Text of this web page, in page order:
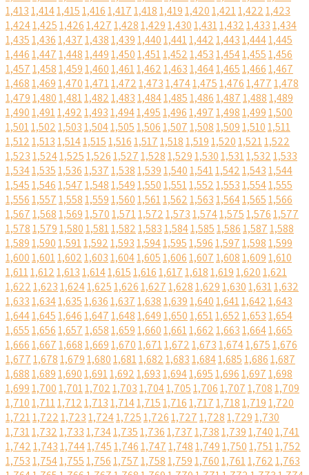
1,4131,4141,4151,4161,4171,4181,4191,4201,4211,4221,423
1,4241,4251,4261,4271,4281,4291,4301,4311,4321,4331,434
1,4351,4361,4371,4381,4391,4401,4411,4421,4431,4441,445
1,4461,4471,4481,4491,4501,4511,4521,4531,4541,4551,456
1,4571,4581,4591,4601,4611,4621,4631,4641,4651,4661,467
1,4681,4691,4701,4711,4721,4731,4741,4751,4761,4771,478
1,4791,4801,4811,4821,4831,4841,4851,4861,4871,4881,489
1,4901,4911,4921,4931,4941,4951,4961,4971,4981,4991,500
1,5011,5021,5031,5041,5051,5061,5071,5081,5091,5101,511
1,5121,5131,5141,5151,5161,5171,5181,5191,5201,5211,522
1,5231,5241,5251,5261,5271,5281,5291,5301,5311,5321,533
1,5341,5351,5361,5371,5381,5391,5401,5411,5421,5431,544
1,5451,5461,5471,5481,5491,5501,5511,5521,5531,5541,555
1,5561,5571,5581,5591,5601,5611,5621,5631,5641,5651,566
1,5671,5681,5691,5701,5711,5721,5731,5741,5751,5761,577
1,5781,5791,5801,5811,5821,5831,5841,5851,5861,5871,588
1,5891,5901,5911,5921,5931,5941,5951,5961,5971,5981,599
1,6001,6011,6021,6031,6041,6051,6061,6071,6081,6091,610
1,6111,6121,6131,6141,6151,6161,6171,6181,6191,6201,621
1,6221,6231,6241,6251,6261,6271,6281,6291,6301,6311,632
1,6331,6341,6351,6361,6371,6381,6391,6401,6411,6421,643
1,6441,6451,6461,6471,6481,6491,6501,6511,6521,6531,654
1,6551,6561,6571,6581,6591,6601,6611,6621,6631,6641,665
1,6661,6671,6681,6691,6701,6711,6721,6731,6741,6751,676
1,6771,6781,6791,6801,6811,6821,6831,6841,6851,6861,687
1,6881,6891,6901,6911,6921,6931,6941,6951,6961,6971,698
1,6991,7001,7011,7021,7031,7041,7051,7061,7071,7081,709
1,7101,7111,7121,7131,7141,7151,7161,7171,7181,7191,720
1,7211,7221,7231,7241,7251,7261,7271,7281,7291,730
1,7311,7321,7331,7341,7351,7361,7371,7381,7391,7401,741
1,7421,7431,7441,7451,7461,7471,7481,7491,7501,7511,752
1,7531,7541,7551,7561,7571,7581,7591,7601,7611,7621,763